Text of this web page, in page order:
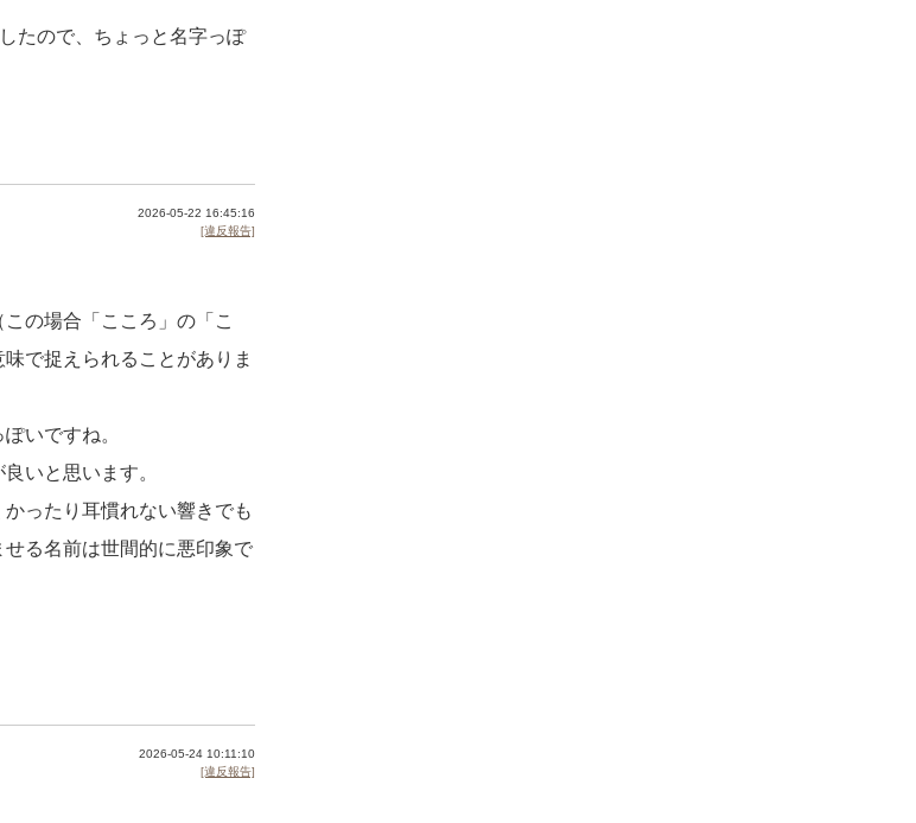
たので、ちょっと名字っぽ
2026-05-22 16:45:16
[違反報告]
の場合「こころ」の「こ
で捉えられることがありま
いですね。
いと思います。
ったり耳慣れない響きでも
る名前は世間的に悪印象で
2026-05-24 10:11:10
[違反報告]